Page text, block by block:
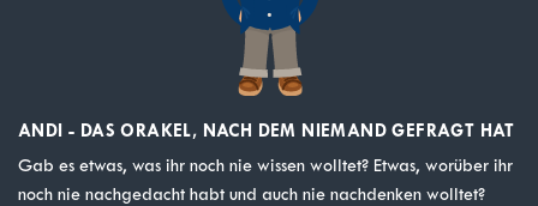
ANDI - DAS ORAKEL, NACH DEM NIEMAND GEFRAGT HAT
Gab es etwas, was ihr noch nie wissen wolltet? Etwas, worüber ihr
noch nie nachgedacht habt und auch nie nachdenken wolltet?